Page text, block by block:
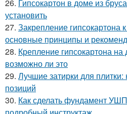
26. Гипсокартон в доме из
установить
27. Закрепление гипсокартона
основные принципы и
28. Крепление гипсокартона
возможно ли это
29. Лучшие затирки для
позиций
30. Как сделать фундамент